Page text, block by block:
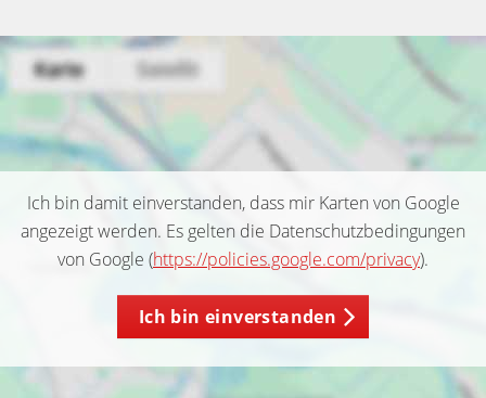
Ich bin damit einverstanden, dass mir Karten von Google
angezeigt werden. Es gelten die Datenschutzbedingungen
von Google (https://policies.google.com/privacy).
Ich bin einverstanden